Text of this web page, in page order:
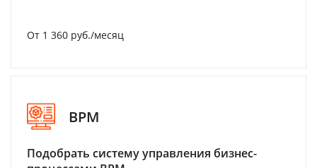
От 1 360 руб./месяц
BPM
Подобрать систему управления бизнес-